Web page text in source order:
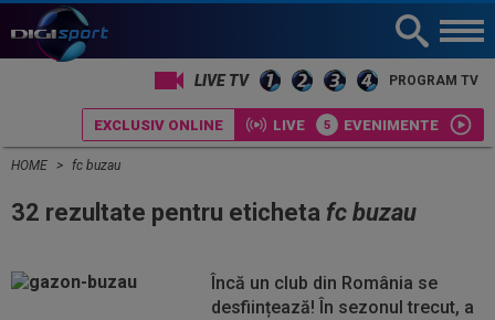
LIVE TV PROGRAM TV
EXCLUSIV ONLINE LIVE EVENIMENTE
HOME fc buzau
32 rezultate pentru eticheta fc buzau
Încă un club din România se
desființează! În sezonul trecut, a